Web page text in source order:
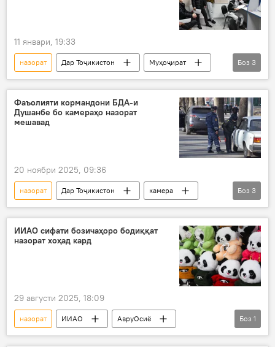
11 январи, 19:33
назорат Дар Тоҷикистон
Муҳоҷират
Русия
интернет
таҳияи замимаи мобилӣ
Боз 3
Фаъолияти кормандони БДА-и
Душанбе бо камераҳо назорат
мешавад
20 ноябри 2025, 09:36
назорат Дар Тоҷикистон
камера
БДА
Душанбе Нақлиёт
Боз 3
ИИАО сифати бозичаҳоро бодиққат
назорат хоҳад кард
29 августи 2025, 18:09
назорат ИИАО
АвруОсиё
бозича
Иқтисод
Боз 1